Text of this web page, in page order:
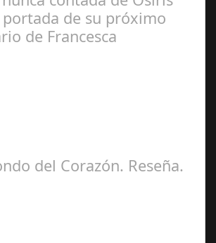
portada de su próximo
de Francesca
del Corazón. Reseña.